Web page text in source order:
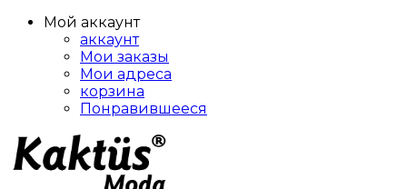
Мой аккаунт
аккаунт
Мои заказы
Мои адреса
корзина
Понравившееся